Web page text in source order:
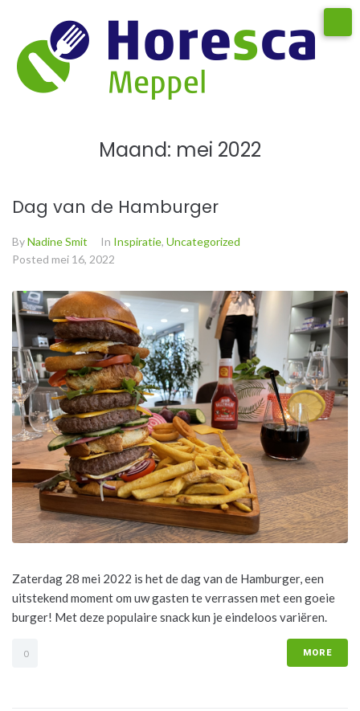
Maand: mei 2022
Dag van de Hamburger
ByNadine Smit In Inspiratie, Uncategorized
Posted mei 16, 2022
Zaterdag 28 mei 2022 is het de dag van de Hamburger, een
uitstekend moment om uw gasten te verrassen met een goeie
burger! Met deze populaire snack kun je eindeloos variëren.
0 MORE